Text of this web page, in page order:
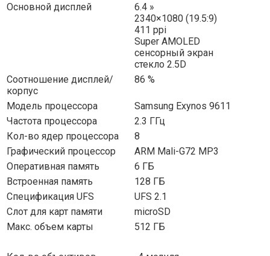
Основной дисплей
6.4 »
2340×1080 (19.5:9)
411 ppi
Super AMOLED
сенсорный экран
стекло 2.5D
Соотношение дисплей/
корпус
86 %
Модель процессора
Samsung Exynos 9611
Частота процессора
2.3 ГГц
Кол-во ядер процессора
8
Графический процессор
ARM Mali-G72 MP3
Оперативная память
6 ГБ
Встроенная память
128 ГБ
Спецификация UFS
UFS 2.1
Слот для карт памяти
microSD
Макс. объем карты 512 ГБ